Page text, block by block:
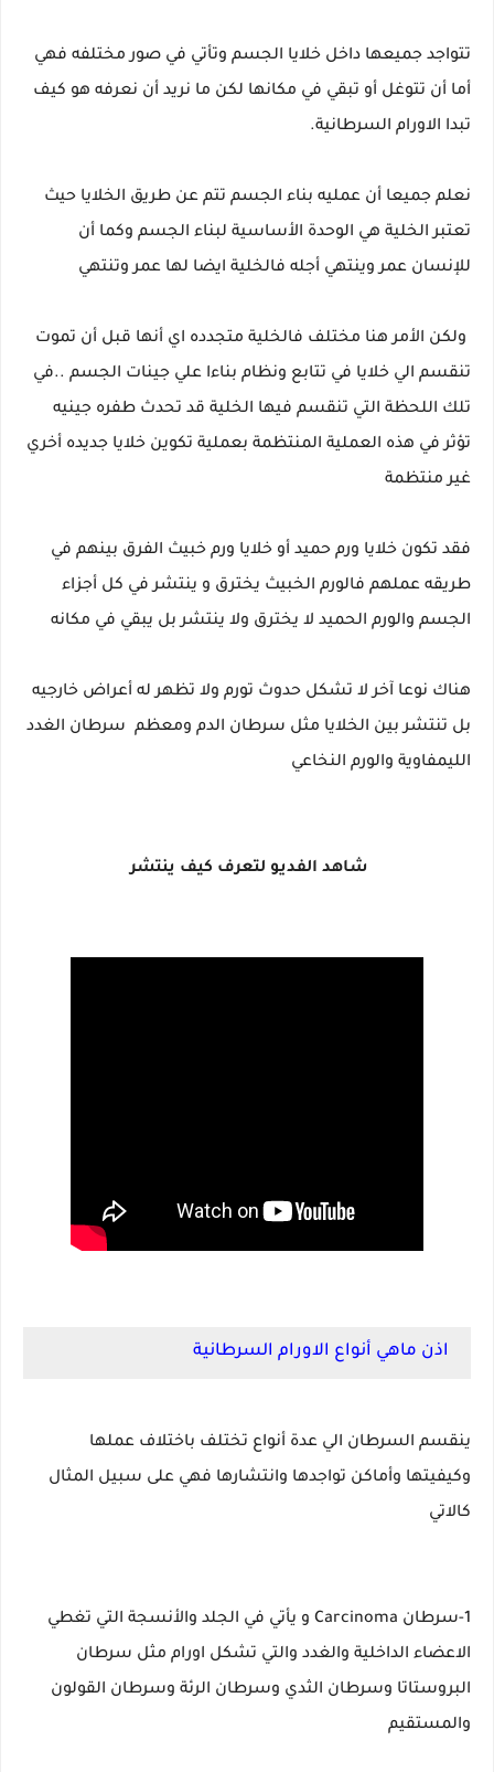
تتواجد جميعها داخل خلايا الجسم وتأتي في صور مختلفه فهي
أما أن تتوغل أو تبقي في مكانها لكن ما نريد أن نعرفه هو كيف
تبدا الاورام السرطانية.
نعلم جميعا أن عمليه بناء الجسم تتم عن طريق الخلايا حيث
تعتبر الخلية هي الوحدة الأساسية لبناء الجسم وكما أن
للإنسان عمر وينتهي أجله فالخلية ايضا لها عمر وتنتهي
ولكن الأمر هنا مختلف فالخلية متجدده اي أنها قبل أن تموت
تنقسم الي خلايا في تتابع ونظام بناءا علي جينات الجسم ..في
تلك اللحظة التي تنقسم فيها الخلية قد تحدث طفره جينيه
تؤثر في هذه العملية المنتظمة بعملية تكوين خلايا جديده أخري
غير منتظمة
فقد تكون خلايا ورم حميد أو خلايا ورم خبيث الفرق بينهم في
طريقه عملهم فالورم الخبيث يخترق و ينتشر في كل أجزاء
الجسم والورم الحميد لا يخترق ولا ينتشر بل يبقي في مكانه
هناك نوعا آخر لا تشكل حدوث تورم ولا تظهر له أعراض خارجيه
بل تنتشر بين الخلايا مثل سرطان الدم ومعظم سرطان الغدد
الليمفاوية والورم النخاعي
شاهد الفديو لتعرف كيف ينتشر
اذن ماهي أنواع الاورام السرطانية
ينقسم السرطان الي عدة أنواع تختلف باختلاف عملها
وكيفيتها وأماكن تواجدها وانتشارها فهي على سبيل المثال
كالاتي
1-سرطان Carcinoma و يأتي في الجلد والأنسجة التي تغطي
الاعضاء الداخلية والغدد والتي تشكل اورام مثل سرطان
البروستاتا وسرطان الثدي وسرطان الرئة وسرطان القولون
والمستقيم